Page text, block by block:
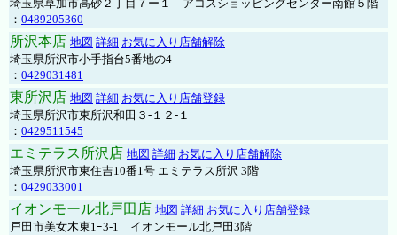
埼玉県草加市高砂２丁目７ー１ アコスショッピングセンター南館５階
： 0489205360
所沢本店 地図 詳細 お気に入り店舗解除
埼玉県所沢市小手指台5番地の4
： 0429031481
東所沢店 地図 詳細 お気に入り店舗登録
埼玉県所沢市東所沢和田３-１２-１
： 0429511545
エミテラス所沢店 地図 詳細 お気に入り店舗解除
埼玉県所沢市東住吉10番1号 エミテラス所沢 3階
： 0429033001
イオンモール北戸田店 地図 詳細 お気に入り店舗登録
戸田市美女木東1ｰ3‐1 イオンモール北戸田3階